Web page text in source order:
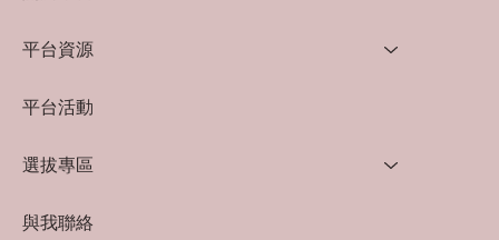
平台資源
平台活動
選拔專區
與我聯絡